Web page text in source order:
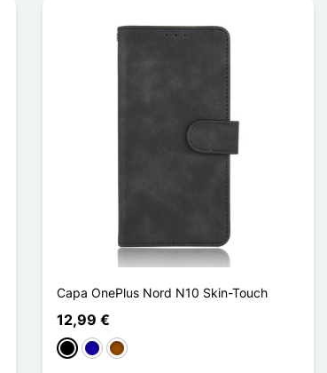
Capa OnePlus Nord N10 Skin-Touch
12,99 €
PretoAzul Escuro
Castanho